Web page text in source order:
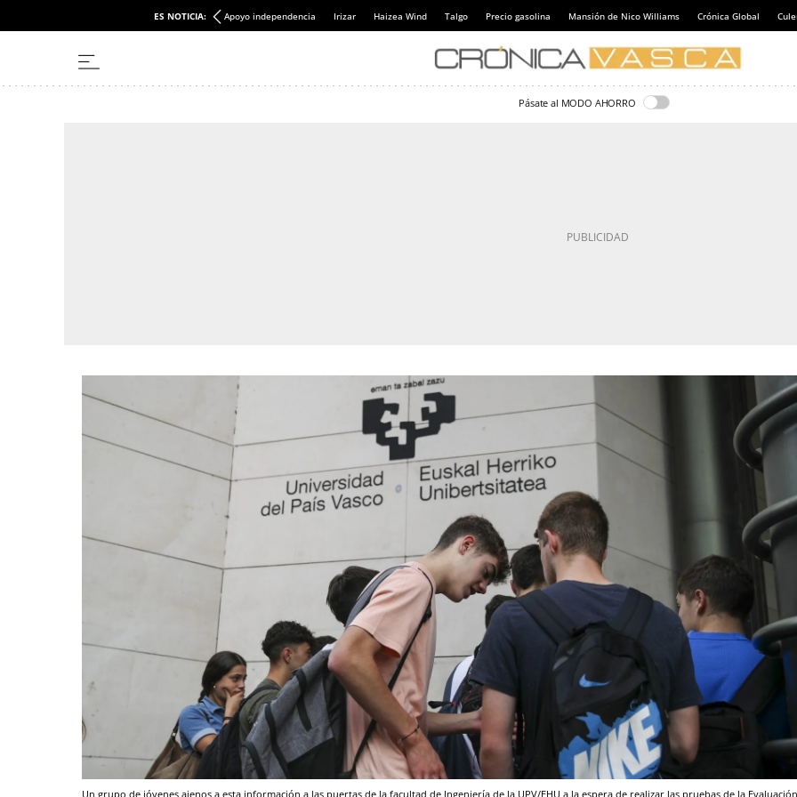
ES NOTICIA: Apoyo independencia Irizar Haizea Wind Talgo Precio gasolina Mansión de Nico Williams Crónica Global
Pásate al MODO AHORRO
Un grupo de jóvenes ajenos a esta información a las puertas de la facultad de Ingeniería de la UPV/EHU a la espera de realizar las pruebas de la Evaluación